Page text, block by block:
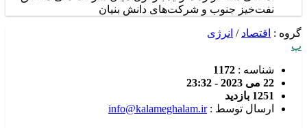
نفت‌خیز جنوب و شرکت‌های دانش بنیان
گروه : اقتصاد / انرژی
پ
شناسه : 1172
22 می 2023 - 23:32
1251 بازدید
ارسال توسط :info@kalameghalam.ir